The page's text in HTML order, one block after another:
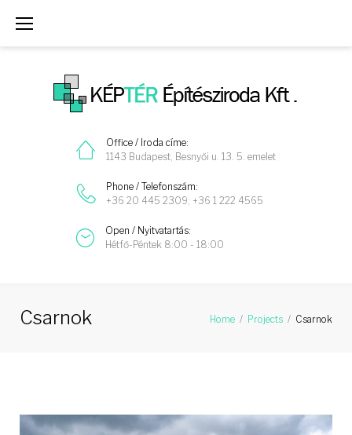
Office / Iroda címe:
1143 Budapest, Besnyői u. 13. 5. emelet
Phone / Telefonszám:
+36 20 445 2309; +36 1 222 4565
Open / Nyitvatartás:
Hétfő-Péntek 8:00 - 18:00
Csarnok Home / Projects / Csarnok